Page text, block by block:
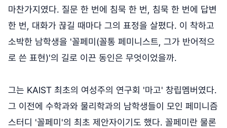
마찬가지였다. 질문 한 번에 침묵 한 번, 침묵 한 번에 답변
한 번, 대화가 끊길 때마다 그의 표정을 살폈다. 이 착하고
소박한 남학생을 '꼴페미(꼴통 페미니스트, 그가 반어적으
로 쓴 표현)'의 길로 이끈 동인은 무엇이었을까.
그는 KAIST 최초의 여성주의 연구회 '마고' 창립멤버였다.
그 이전에 수학과와 물리학과의 남학생들이 모인 페미니즘
스터디 '꼴페미'의 최초 제안자이기도 했다. 꼴페미란 물론